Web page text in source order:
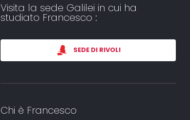
Visita la sede Galilei in cui ha
studiato Francesco :
SEDE DI RIVOLI
Chi è Francesco